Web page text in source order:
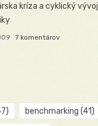
kríza a cyklický vývoj
7 komentárov
benchmarking (41)